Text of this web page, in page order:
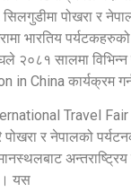
पोखरा र
भारतिय
सालमा विभिन्न
कार्यक्रम गर्न
Travel Fair
र नेपालको
। यस